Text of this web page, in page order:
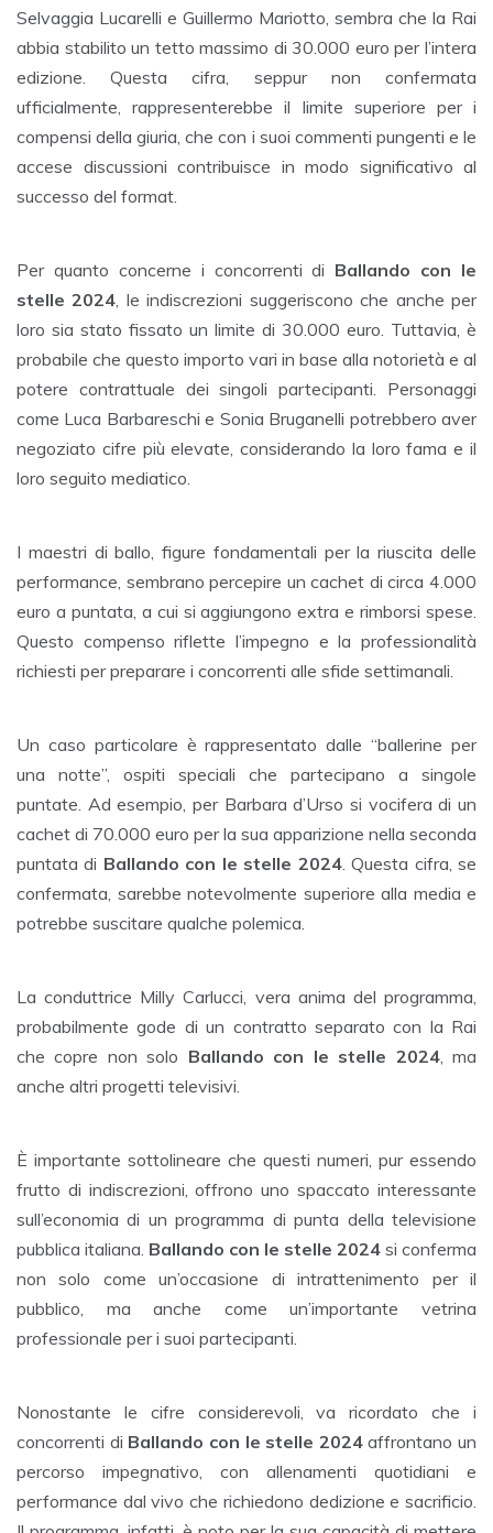
Selvaggia Lucarelli e Guillermo Mariotto, sembra che la Rai
abbia stabilito un tetto massimo di 30.000 euro per l’intera
edizione. Questa cifra, seppur non confermata
ufficialmente, rappresenterebbe il limite superiore per i
compensi della giuria, che con i suoi commenti pungenti e le
accese discussioni contribuisce in modo significativo al
successo del format.
Per quanto concerne i concorrenti di Ballando con le
stelle 2024 , le indiscrezioni suggeriscono che anche per
loro sia stato fissato un limite di 30.000 euro. Tuttavia, è
probabile che questo importo vari in base alla notorietà e al
potere contrattuale dei singoli partecipanti. Personaggi
come Luca Barbareschi e Sonia Bruganelli potrebbero aver
negoziato cifre più elevate, considerando la loro fama e il
loro seguito mediatico.
I maestri di ballo, figure fondamentali per la riuscita delle
performance, sembrano percepire un cachet di circa 4.000
euro a puntata, a cui si aggiungono extra e rimborsi spese.
Questo compenso riflette l’impegno e la professionalità
richiesti per preparare i concorrenti alle sfide settimanali.
Un caso particolare è rappresentato dalle “ballerine per
una notte”, ospiti speciali che partecipano a singole
puntate. Ad esempio, per Barbara d’Urso si vocifera di un
cachet di 70.000 euro per la sua apparizione nella seconda
puntata di Ballando con le stelle 2024. Questa cifra, se
confermata, sarebbe notevolmente superiore alla media e
potrebbe suscitare qualche polemica.
La conduttrice Milly Carlucci, vera anima del programma,
probabilmente gode di un contratto separato con la Rai
che copre non solo Ballando con le stelle 2024, ma
anche altri progetti televisivi.
È importante sottolineare che questi numeri, pur essendo
frutto di indiscrezioni, offrono uno spaccato interessante
sull’economia di un programma di punta della televisione
pubblica italiana. Ballando con le stelle 2024 si conferma
non solo come un’occasione di intrattenimento per il
pubblico, ma anche come un’importante vetrina
professionale per i suoi partecipanti.
Nonostante le cifre considerevoli, va ricordato che i
concorrenti di Ballando con le stelle 2024affrontano un
percorso impegnativo, con allenamenti quotidiani e
performance dal vivo che richiedono dedizione e sacrificio.